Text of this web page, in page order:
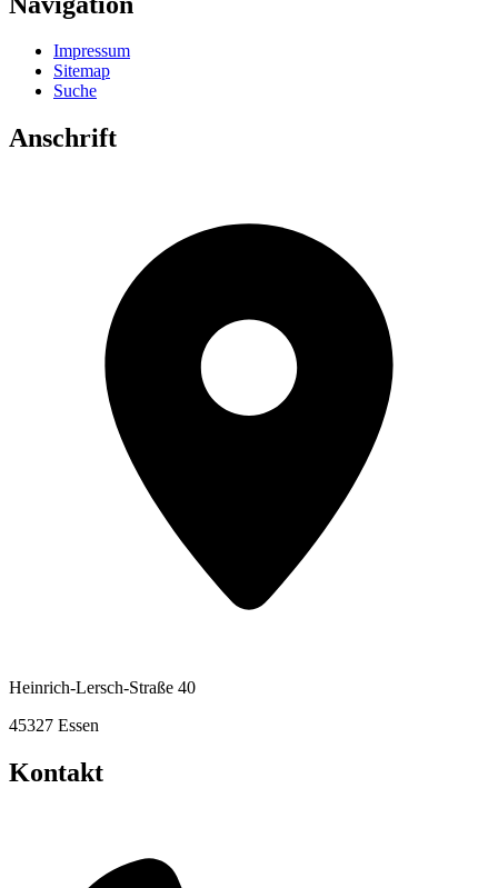
Impressum
Sitemap
Suche
Anschrift
Heinrich-Lersch-Straße 40
45327 Essen
Kontakt